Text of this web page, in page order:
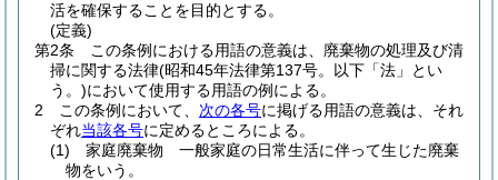
活を確保することを目的とする。
(定義)
第2条
この条例における用語の意義は、廃棄物の処理及び清
掃に関する法律(昭和45年法律第137号。以下「法」とい
う。)において使用する用語の例による。
2
この条例において、 次の各号に掲げる用語の意義は、それ
ぞれ当該各号に定めるところによる。
(1)
家庭廃棄物 一般家庭の日常生活に伴って生じた廃棄
物をいう。